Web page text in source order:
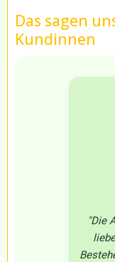
Das sagen
Kundinnen
"Die